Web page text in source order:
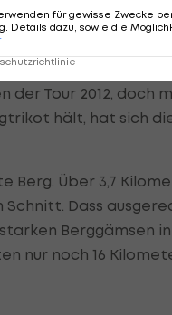
der Tour 2012, doch
hält, hat sich
Über 3,7
Schnitt. Dass
Berggämsen
nur noch 16
für gewisse Zwecke
Details dazu, sowie die